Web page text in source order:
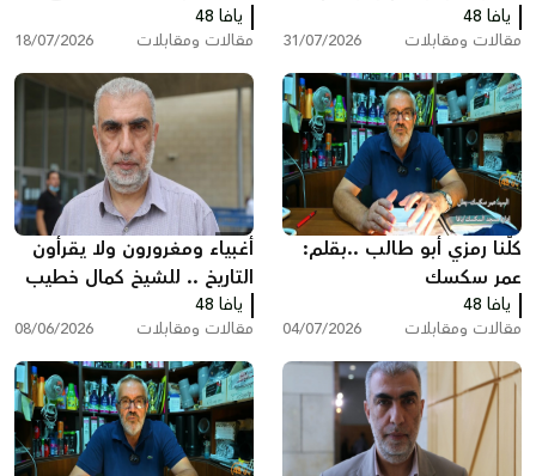
انظر ماذا سيحدث!
يافا 48
مقالات ومقابلات 31/07/2026
تخبط المؤسسه الرسمية
بقلم : عمر سكسك
يافا 48
مقالات ومقابلات 18/07/2026
كلّنا رمزي أبو طالب ..بقلم:
عمر سكسك
يافا 48
مقالات ومقابلات 04/07/2026
أغبياء ومغرورون ولا يقرأون
التاريخ .. للشيخ كمال خطيب
يافا 48
مقالات ومقابلات 08/06/2026